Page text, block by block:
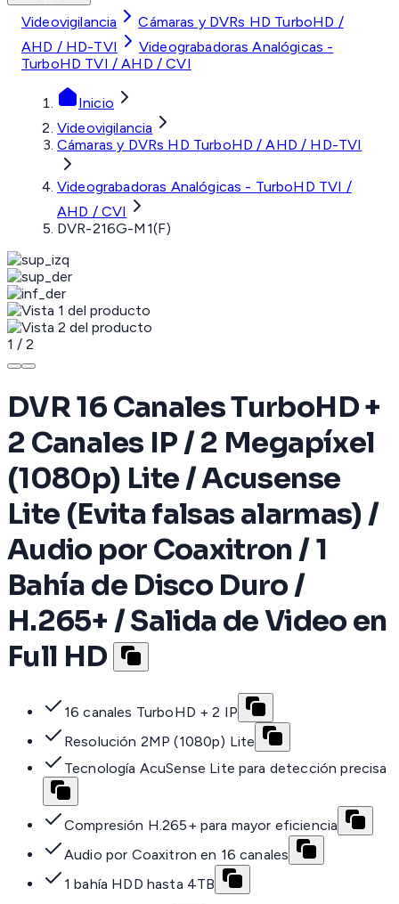
Videovigilancia
Cámaras y DVRs HD TurboHD /
AHD / HD-TVI
Videograbadoras Analógicas -
TurboHD TVI / AHD / CVI
Inicio
Videovigilancia
Cámaras y DVRs HD TurboHD / AHD / HD-TVI
Videograbadoras Analógicas - TurboHD TVI /
AHD / CVI
DVR-216G-M1(F)
1 / 2
DVR 16 Canales TurboHD +
2 Canales IP / 2 Megapíxel
(1080p) Lite / Acusense
Lite (Evita falsas alarmas) /
Audio por Coaxitron / 1
Bahía de Disco Duro /
H.265+ / Salida de Video en
Full HD
16 canales TurboHD + 2 IP
Resolución 2MP (1080p) Lite
Tecnología AcuSense Lite para detección precisa
Compresión H.265+ para mayor eficiencia
Audio por Coaxitron en 16 canales
1 bahía HDD hasta 4TB